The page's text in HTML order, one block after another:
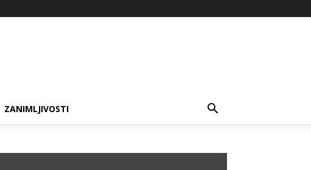
ZANIMLJIVOSTI